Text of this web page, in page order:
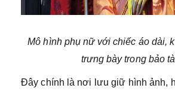
Mô hình phụ nữ với chiếc áo dài,
trưng bày trong bảo
Đây chính là nơi lưu giữ hình ảnh,